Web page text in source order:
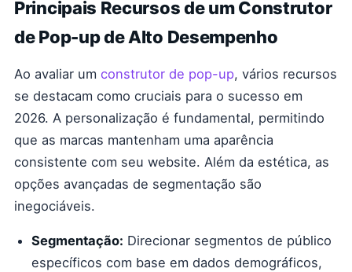
Principais Recursos de um Construtor
de Pop-up de Alto Desempenho
Ao avaliar um construtor de pop-up, vários recursos
se destacam como cruciais para o sucesso em
2026. A personalização é fundamental, permitindo
que as marcas mantenham uma aparência
consistente com seu website. Além da estética, as
opções avançadas de segmentação são
inegociáveis.
Segmentação: Direcionar segmentos de público
específicos com base em dados demográficos,